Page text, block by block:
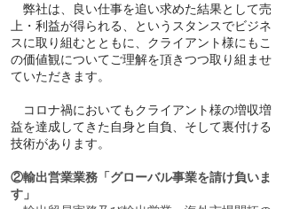
弊社は、良い仕事を追い求めた結果として売
上・利益が得られる、というスタンスでビジネ
スに取り組むとともに、クライアント様にもこ
の価値観についてご理解を頂きつつ取り組ませ
ていただきます。
​コロナ禍においてもクライアント様の増収増
益を達成してきた自身と自負、そして裏付ける
技術があります。
②輸出営業業務「グローバル事業を請け負いま
す」